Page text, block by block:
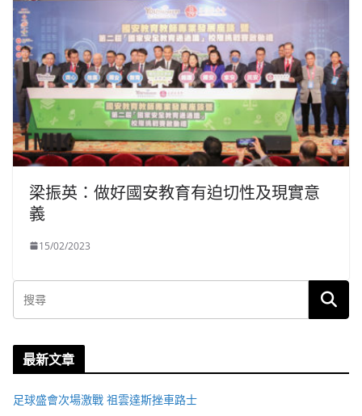
梁振英：做好國安教育有迫切性及現實意
義
15/02/2023
最新文章
足球盛會次場激戰 祖雲達斯挫車路士